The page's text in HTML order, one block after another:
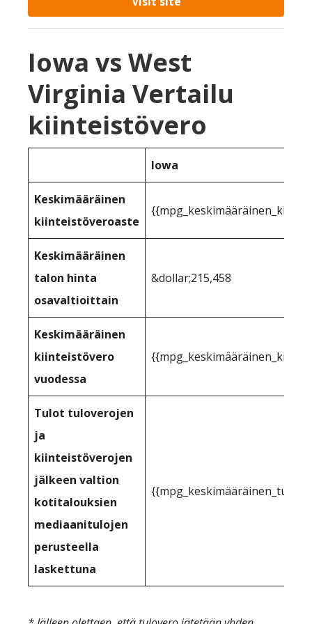
Iowa vs West
Virginia Vertailu
kiinteistövero
Iowa
Keskimääräinen
kiinteistöveroaste
Keskimääräinen
talon hinta
osavaltioittain
&dollar;215,458
Keskimääräinen
kiinteistövero
vuodessa
Tulot tuloverojen
ja
kiinteistöverojen
jälkeen valtion
kotitalouksien
mediaanitulojen
perusteella
laskettuna